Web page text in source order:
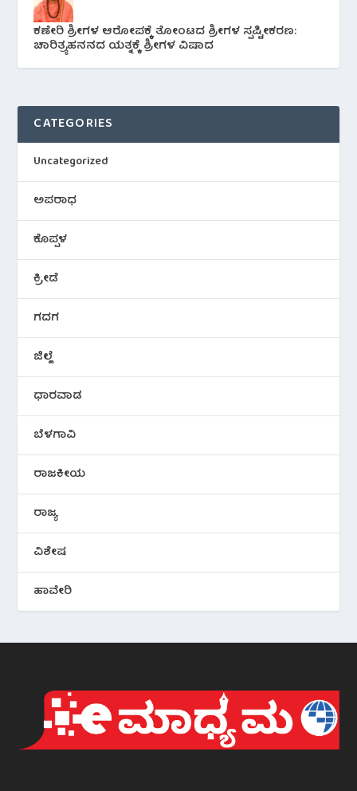
ಕಣೇರಿ ಶ್ರೀಗಳ ಆರೋಪಕ್ಕೆ ತೋಂಟದ ಶ್ರೀಗಳ ಸ್ಪಷ್ಟೀಕರಣ:
ಚಾರಿತ್ರ್ಯಹನನದ ಯತ್ನಕ್ಕೆ ಶ್ರೀಗಳ ವಿಷಾದ
CATEGORIES
Uncategorized
ಅಪರಾಧ
ಕೊಪ್ಪಳ
ಕ್ರೀಡೆ
ಗದಗ
ಜಿಲ್ಲೆ
ಧಾರವಾಡ
ಬೆಳಗಾವಿ
ರಾಜಕೀಯ
ರಾಜ್ಯ
ವಿಶೇಷ
ಹಾವೇರಿ